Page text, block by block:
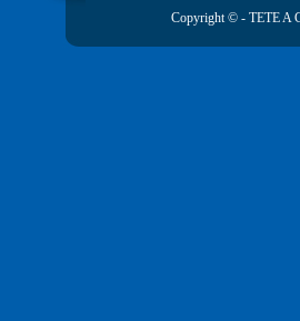
Copyright © - TETE A